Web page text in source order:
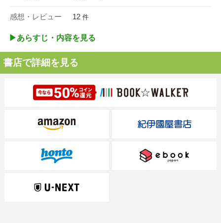
感想・レビュー 12 件
▶︎あらすじ・内容を見る
書店で詳細を見る